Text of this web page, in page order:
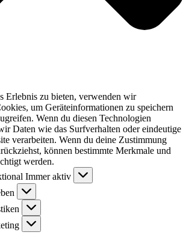
Erlebnis zu bieten, verwenden wir
um Geräteinformationen zu speichern
Wenn du diesen Technologien
Daten wie das Surfverhalten oder eindeutige
verarbeiten. Wenn du deine Zustimmung
können bestimmte Merkmale und
werden.
Immer aktiv